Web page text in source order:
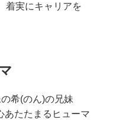
着実にキャリアを
希(のん)の兄妹
あたたまるヒューマ